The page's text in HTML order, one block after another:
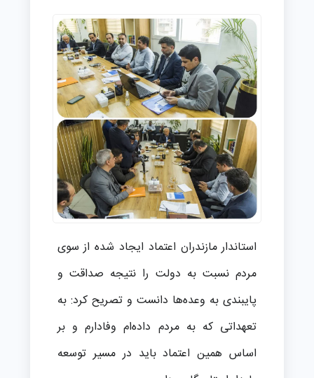
استاندار مازندران اعتماد ایجاد شده از سوی
مردم نسبت به دولت را نتیجه صداقت و
پایبندی به وعده‌ها دانست و تصریح کرد: به
تعهداتی که به مردم داده‌ام وفادارم و بر
اساس همین اعتماد باید در مسیر توسعه